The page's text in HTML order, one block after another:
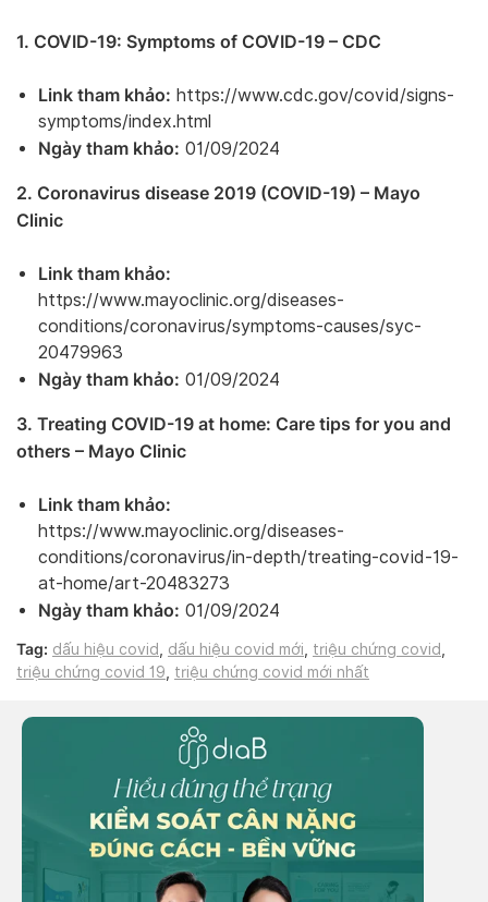
1. COVID-19: Symptoms of COVID-19 – CDC
Link tham khảo: https://www.cdc.gov/covid/signs-
symptoms/index.html
Ngày tham khảo: 01/09/2024
2. Coronavirus disease 2019 (COVID-19) – Mayo
Clinic
Link tham khảo:
https://www.mayoclinic.org/diseases-
conditions/coronavirus/symptoms-causes/syc-
20479963
Ngày tham khảo: 01/09/2024
3. Treating COVID-19 at home: Care tips for you and
others – Mayo Clinic
Link tham khảo:
https://www.mayoclinic.org/diseases-
conditions/coronavirus/in-depth/treating-covid-19-
at-home/art-20483273
Ngày tham khảo: 01/09/2024
Tag: dấu hiệu covid dấu hiệu covid mới triệu chứng covid
triệu chứng covid 19
triệu chứng covid mới nhất